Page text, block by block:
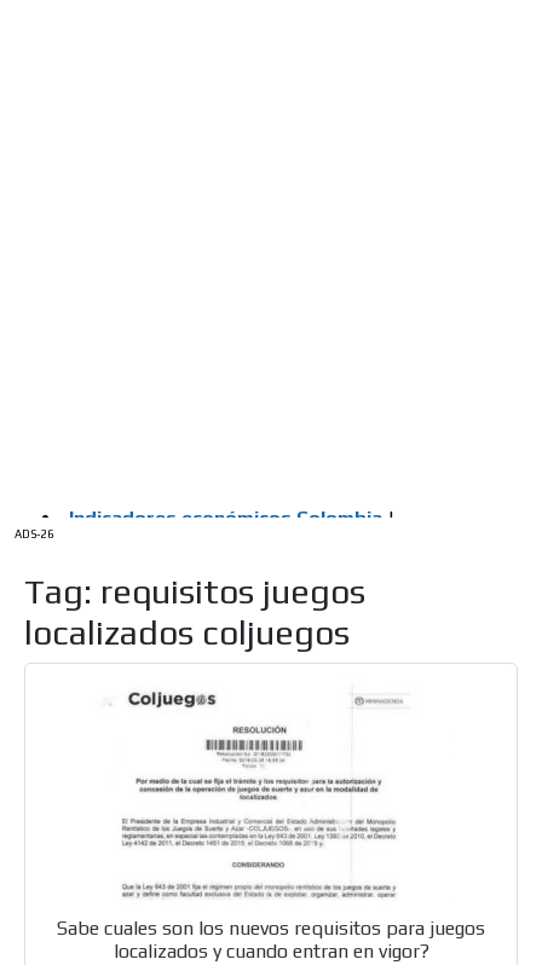
ADS-26
Tag: requisitos juegos
localizados coljuegos
Sabe cuales son los nuevos requisitos para juegos
localizados y cuando entran en vigor?